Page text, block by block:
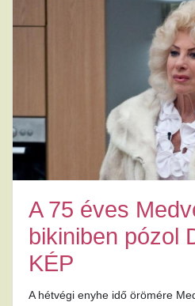
A 75 éves
bikiniben pózol
KÉP
A hétvégi enyhe idő örömére